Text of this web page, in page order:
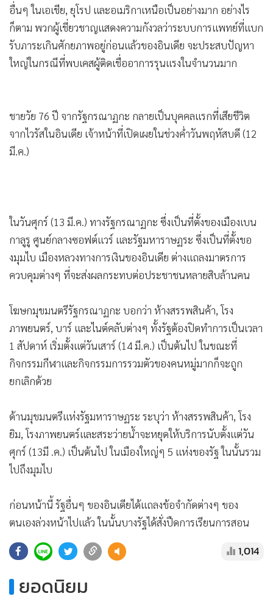
• วิทยาศาสตร์
• SMEs
• หุ้น
• อินโดจีน
• Factcheck
• ญี่ปุ่น
• News1
สายพันธุ์ใหม่ (โควิด-19) รายแรกของประเทศ
แม้อินเดียยืนยันพบผู้ติดเชื้อเพียง 74 เคส และมีผู้เสียชีวิต 1 ราย
ในชาติที่มีประชากร 1,300 ล้านคน ถือว่าสถานการณ์ดีกว่าที่
รับภาระเกินศักยภาพอยู่ก่อนแล้วของอินเดีย จะประสบปัญหา
ใหญ่ในกรณีที่พบเคสผู้ติดเชื่ออาการรุนแรงในจำนวนมาก
มี.ค.)
กาลูรู ศูนย์กลางซอฟต์แวร์ และรัฐมหาราษฏระ ซึ่งเป็นที่ตั้งขอ
งมุมไบ เมืองหลวงทางการเงินของอินเดีย ต่างแถลงมาตรการ
ควบคุมต่างๆ ที่จะส่งผลกระทบต่อประชาชนหลายสิบล้านคน
โฆษกมุขมนตรีรัฐกรณาฏกะ บอกว่า ห้างสรรพสินค้า, โรง
1 สัปดาห์ เริ่มตั้งแต่วันเสาร์ (14 มี.ค.) เป็นต้นไป ในขณะที่
กิจกรรมกีฬาและกิจกรรมการรวมตัวของคนหมู่มากก็จะถูก
ยกเลิกด้วย
ยิม, โรงภาพยนตร์และสระว่ายน้ำจะหยุดให้บริการนับตั้งแต่วัน
ศุกร์ (13มี .ค.) เป็นต้นไป ในเมืองใหญ่ๆ 5 แห่งของรัฐ ในนั้นรวม
ไปถึงมุมไบ
ตนเองล่วงหน้าไปแล้ว ในนั้นบางรัฐได้สั่งปืดการเรียนการสอน